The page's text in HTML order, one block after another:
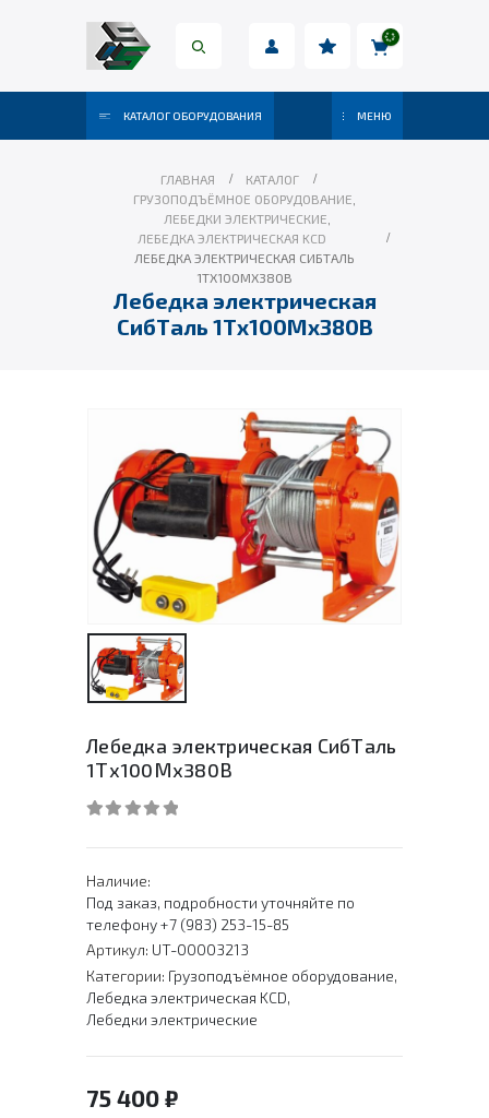
КАТАЛОГ ОБОРУДОВАНИЯ МЕНЮ
ГЛАВНАЯ
КАТАЛОГ
ГРУЗОПОДЪЁМНОЕ ОБОРУДОВАНИЕ
ЛЕБЕДКИ ЭЛЕКТРИЧЕСКИЕ
ЛЕБЕДКА ЭЛЕКТРИЧЕСКАЯ KCD
ЛЕБЕДКА ЭЛЕКТРИЧЕСКАЯ СИБТАЛЬ
1ТХ100МХ380В
Лебедка электрическая
СибТаль 1Тх100Мх380В
Лебедка электрическая СибТаль
1Тх100Мх380В
Наличие:
Под заказ, подробности уточняйте по
телефону +7 (983) 253-15-85
Артикул: UT-00003213
Категории: Грузоподъёмное оборудование,
Лебедка электрическая KCD,
Лебедки электрические
75 400 ₽